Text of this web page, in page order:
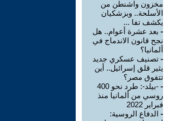
مخزون واشنطن من
الأسلحة.. وبزشكيان
يكشف تفا ...
- بعد عشرة أعوام.. هل
نجح قانون الاندماج في
ألمانيا؟
- تصنيف عسكري جديد
يثير قلق إسرائيل.. أين
تتفوق مصر؟
-
-بيلد-: طرد نحو 400
روسي من ألمانيا منذ
فبراير 2022
- الدفاع الروسية: